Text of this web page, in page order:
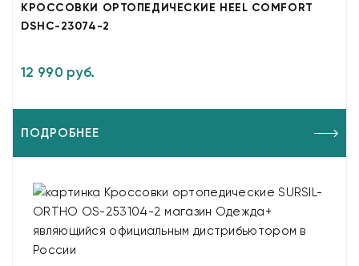
КРОССОВКИ ОРТОПЕДИЧЕСКИЕ HEEL COMFORT
DSHC-23074-2
12 990 руб.
ПОДРОБНЕЕ